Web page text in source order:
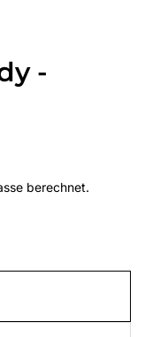
-
berechnet.